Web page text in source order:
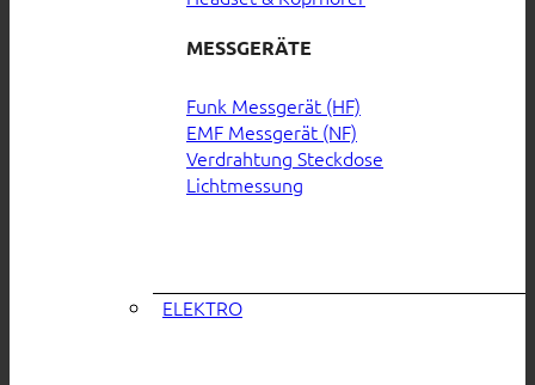
MESSGERÄTE
Funk Messgerät (HF)
EMF Messgerät (NF)
Verdrahtung Steckdose
Lichtmessung
ELEKTRO